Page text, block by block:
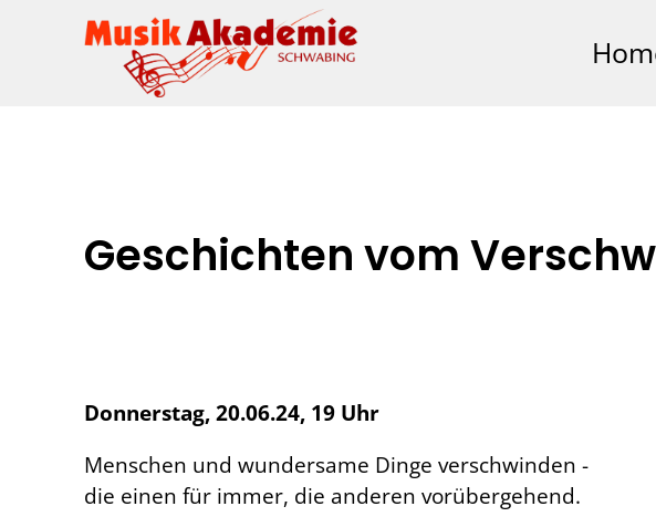
Geschichten vom
Donnerstag, 20.06.24, 19 Uhr
Menschen und wundersame Dinge verschwinden -
die einen für immer, die anderen vorübergehend.